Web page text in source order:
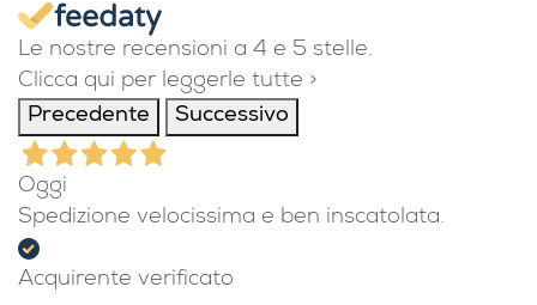
4,9/5
1.112
recensioni
Le nostre recensioni a 4 e 5 stelle.
Clicca qui per leggerle tutte >
Precedente
Successivo
Oggi